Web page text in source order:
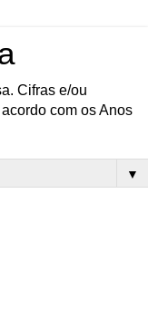
Cifras e/ou
com os Anos
▼